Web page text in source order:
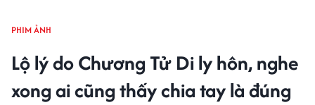
PHIM ẢNH
Lộ lý do Chương Tử Di ly hôn, nghe
xong ai cũng thấy chia tay là đúng